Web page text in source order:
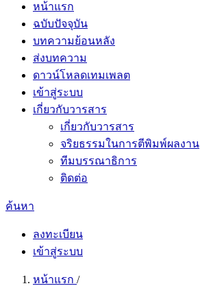
หน้าแรก
ฉบับปัจจุบัน
บทความย้อนหลัง
ส่งบทความ
ดาวน์โหลดเทมเพลต
เข้าสู่ระบบ
เกี่ยวกับวารสาร
เกี่ยวกับวารสาร
จริยธรรมในการตีพิมพ์ผลงาน
ทีมบรรณาธิการ
ติดต่อ
ค้นหา
ลงทะเบียน
เข้าสู่ระบบ
หน้าแรก /